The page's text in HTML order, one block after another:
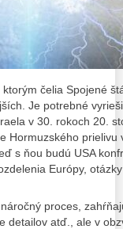
čelia Spojené
Je potrebné
v 30. rokoch 20.
Hormuzského
s ňou budú USA
Európy,
proces,
detailov atď., ale v